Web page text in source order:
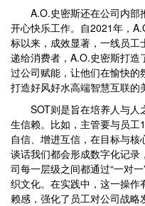
A.O.史密斯还在公司内部
开心快乐工作。自2021年，
标以来，成效显著，一线员
递给消费者，A.O.史密斯打造
过公司赋能，让他们在愉快
打造好风好水高端智慧互联的
SOT则是旨在培养人与人
生信赖。比如，主管要与员
自信、增进互信，在目标与
谈话我们都会形成数字化记
司每一层级之间都通过“一对
织文化。在实践中，这一操
赖感，强化了员工对公司战略